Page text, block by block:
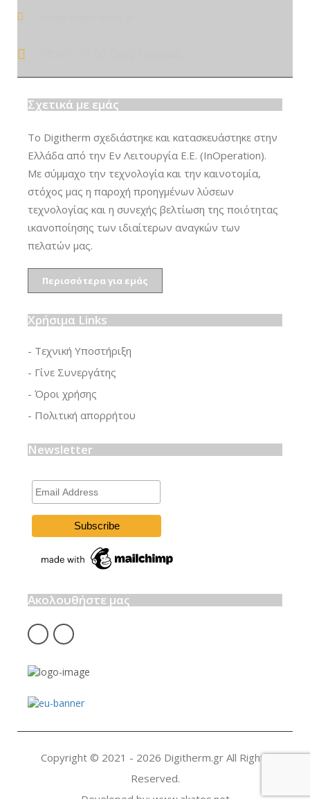
Σχετικά με εμάς
Το Digitherm σχεδιάστηκε και κατασκευάστηκε στην
Ελλάδα από την Εν Λειτουργία Ε.Ε. (InOperation).
Με σύμμαχο την τεχνολογία και την καινοτομία,
στόχος μας η παροχή προηγμένων λύσεων
τεχνολογίας και η συνεχής βελτίωση της ποιότητας
ικανοποίησης των ιδιαίτερων αναγκών των
πελατών μας.
Περισσότερα για εμάς
Χρήσιμα Links
- Τεχνική Υποστήριξη
- Γίνε Συνεργάτης
- Όροι χρήσης
- Πολιτική απορρήτου
Newsletter
Email
Address
Ακολουθήστε μας
fb insta
Copyright © 2021 - 2026 Digitherm.gr All Rights
Reserved.